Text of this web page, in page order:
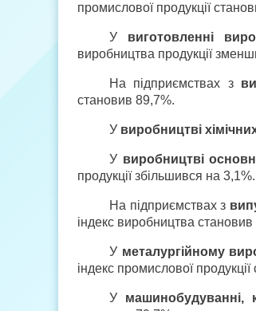
промислової продукції
У виготовленні
виробництва продукції
На підприємствах з
становив 89,7%.
У виробництві
У виробництві
продукції збільшився на 3,1%.
На підприємствах з
індекс виробництва
У металургійному
індекс промислової
У машинобудуванні,